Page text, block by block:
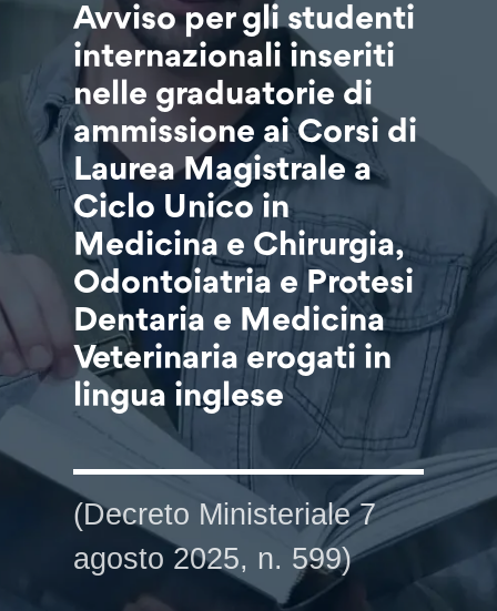
Avviso per gli studenti
internazionali inseriti
nelle graduatorie di
ammissione ai Corsi di
Laurea Magistrale a
Ciclo Unico in
Medicina e Chirurgia,
Odontoiatria e Protesi
Dentaria e Medicina
Veterinaria erogati in
lingua inglese
(Decreto Ministeriale 7
agosto 2025, n. 599)